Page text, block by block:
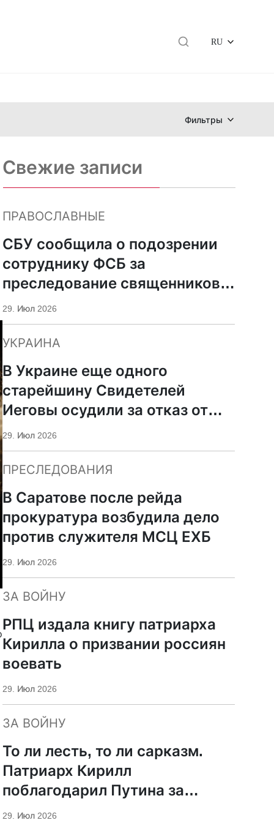
RU
Фильтры
Свежие записи
ПРАВОСЛАВНЫЕ
СБУ сообщила о подозрении
сотруднику ФСБ за
преследование священников
ПЦУ
29. Июл 2026
УКРАИНА
В Украине еще одного
старейшину Свидетелей
Иеговы осудили за отказ от
мобилизации
29. Июл 2026
ПРЕСЛЕДОВАНИЯ
В Саратове после рейда
прокуратура возбудила дело
против служителя МСЦ ЕХБ
29. Июл 2026
ЗА ВОЙНУ
РПЦ издала книгу патриарха
Кирилла о призвании россиян
воевать
29. Июл 2026
ЗА ВОЙНУ
То ли лесть, то ли сарказм.
Патриарх Кирилл
поблагодарил Путина за
защиту суверенитета и
29. Июл 2026